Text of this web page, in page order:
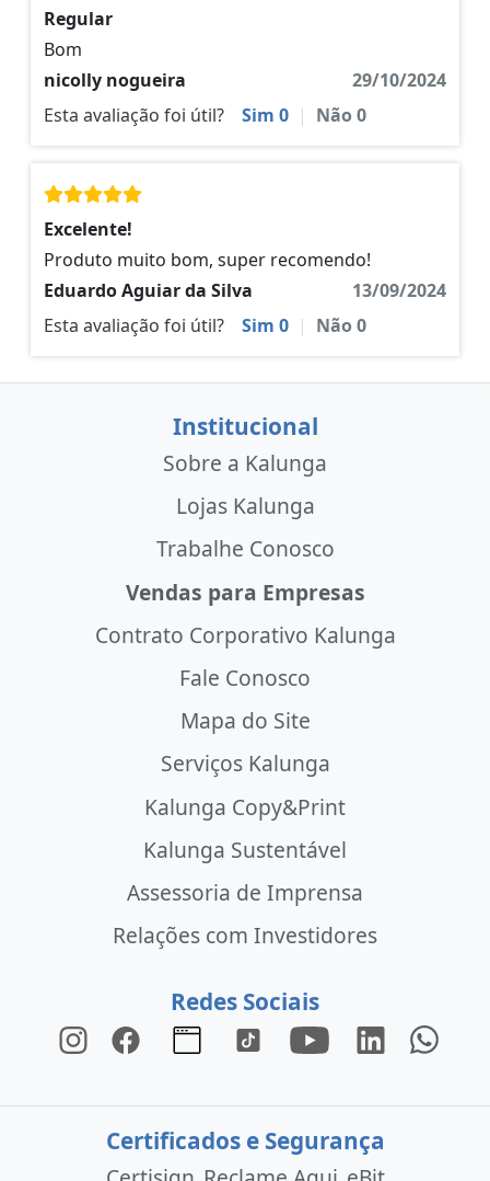
Regular
Bom
nicolly nogueira
29/10/2024
Esta avaliação foi útil?
Sim 0 | Não0
Excelente!
Produto muito bom, super recomendo!
Eduardo Aguiar da Silva
13/09/2024
Esta avaliação foi útil?
Sim 0 | Não0
Institucional
Sobre a Kalunga
Lojas Kalunga
Trabalhe Conosco
Vendas para Empresas
Contrato Corporativo Kalunga
Fale Conosco
Mapa do Site
Serviços Kalunga
Kalunga Copy&Print
Kalunga Sustentável
Assessoria de Imprensa
Relações com Investidores
Redes Sociais
Certificados e Segurança